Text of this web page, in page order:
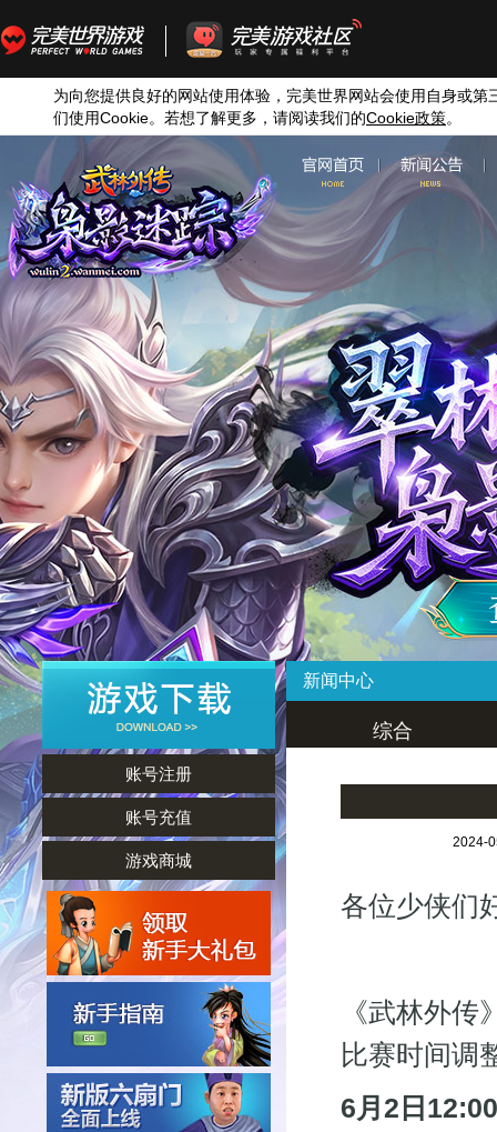
为向您提供良好的网站使用体验，完美世界网站会使用自身或第
们使用Cookie。若想了解更多，请阅读我们的Cookie政策。
账号注册
账号充值
游戏商城
新闻中心
综合
2024-
各位少侠们
《武林外
比赛时间调
6月2日